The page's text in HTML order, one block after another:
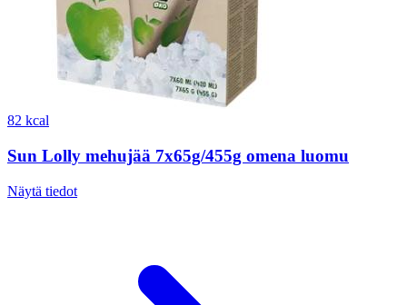
82 kcal
Sun Lolly mehujää 7x65g/455g omena luomu
Näytä tiedot